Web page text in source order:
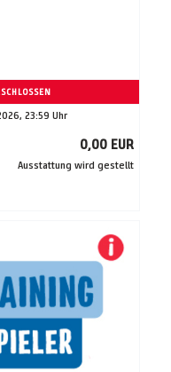
23:59 Uhr
0,00 EUR
Ausstattung wird gestellt